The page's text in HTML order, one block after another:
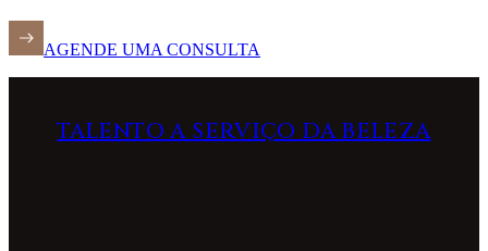
AGENDE UMA CONSULTA
TALENTO A SERVIÇO DA BELEZA